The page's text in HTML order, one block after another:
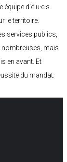
d’élu·e·s
le territoire.
services publics,
mais
en avant. Et
du mandat.